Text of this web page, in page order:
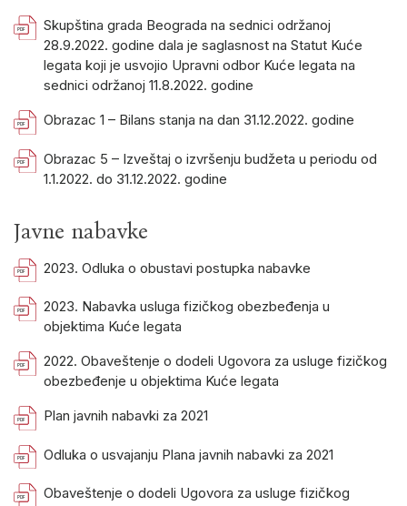
Skupština grada Beograda na sednici održanoj
28.9.2022. godine dala je saglasnost na Statut Kuće
legata koji je usvojio Upravni odbor Kuće legata na
sednici održanoj 11.8.2022. godine
Obrazac 1 – Bilans stanja na dan 31.12.2022. godine
Obrazac 5 – Izveštaj o izvršenju budžeta u periodu od
1.1.2022. do 31.12.2022. godine
Javne nabavke
2023. Odluka o obustavi postupka nabavke
2023. Nabavka usluga fizičkog obezbeđenja u
objektima Kuće legata
2022. Obaveštenje o dodeli Ugovora za usluge fizičkog
obezbeđenje u objektima Kuće legata
Plan javnih nabavki za 2021
Odluka o usvajanju Plana javnih nabavki za 2021
Obaveštenje o dodeli Ugovora za usluge fizičkog